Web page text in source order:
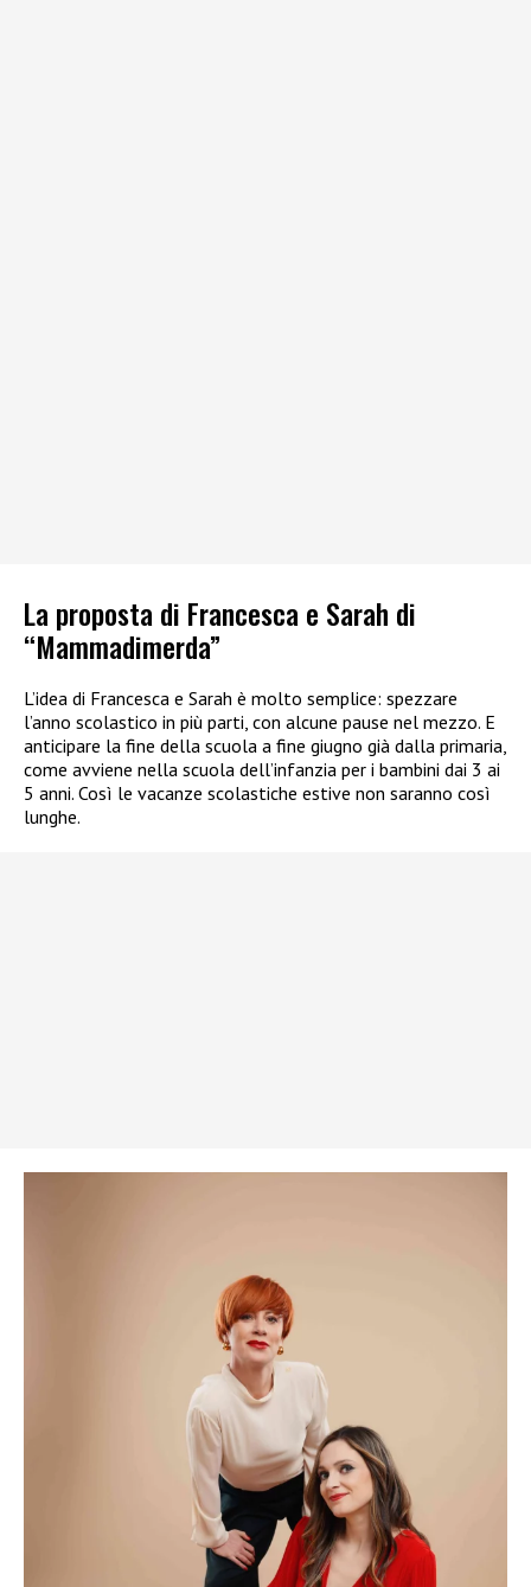
La proposta di Francesca e Sarah di
“Mammadimerda”
L’idea di Francesca e Sarah è molto semplice: spezzare
l’anno scolastico in più parti, con alcune pause nel mezzo. E
anticipare la fine della scuola a fine giugno già dalla primaria,
come avviene nella scuola dell’infanzia per i bambini dai 3 ai
5 anni. Così le vacanze scolastiche estive non saranno così
lunghe.